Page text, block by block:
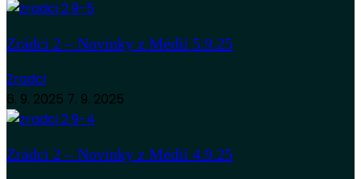
Zrádci 2 – Novinky z Médií 5.9.25
Zradci
6. 9. 2025 7. 9. 2025
Zrádci 2 – Novinky z Médií 4.9.25